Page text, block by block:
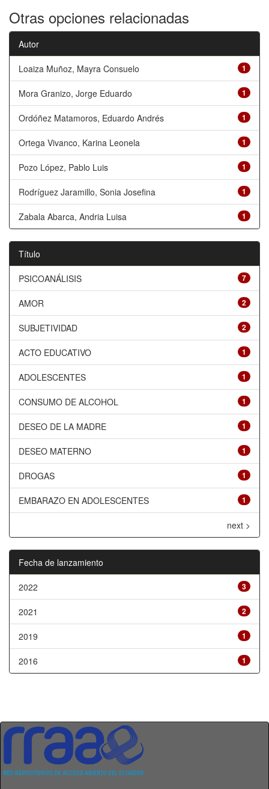
Otras opciones relacionadas
Autor
1
Loaiza Muñoz, Mayra Consuelo
1
Mora Granizo, Jorge Eduardo
1
Ordóñez Matamoros, Eduardo Andrés
1
Ortega Vivanco, Karina Leonela
1
Pozo López, Pablo Luis
1
Rodríguez Jaramillo, Sonia Josefina
1
Zabala Abarca, Andria Luisa
Título
7
PSICOANÁLISIS
2
AMOR
2
SUBJETIVIDAD
1
ACTO EDUCATIVO
1
ADOLESCENTES
1
CONSUMO DE ALCOHOL
1
DESEO DE LA MADRE
1
DESEO MATERNO
1
DROGAS
1
EMBARAZO EN ADOLESCENTES
next >
Fecha de lanzamiento
3
2022
2
2021
1
2019
1
2016